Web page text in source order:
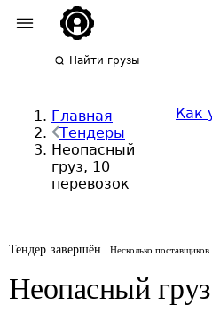
Найти грузы
Главная
Тендеры
Неопасный
груз, 10
перевозок
Как
Тендер завершён Несколько поставщиков
Неопасный груз